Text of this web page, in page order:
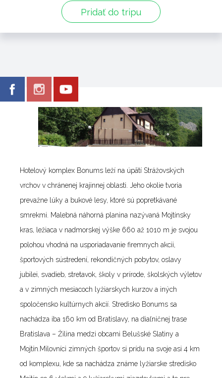
Pridať do tripu
Hotelový komplex Bonums leží na úpätí Strážovských
vrchov v chránenej krajinnej oblasti. Jeho okolie tvoria
prevažne lúky a bukové lesy, ktoré sú popretkávané
smrekmi. Malebná náhorná planina nazývaná Mojtínsky
kras, ležiaca v nadmorskej výške 660 až 1010 m je svojou
polohou vhodná na usporiadavanie firemnych akcii,
športových sústredení, rekondičných pobytov, oslavy
jubilei, svadieb, stretavok, školy v prírode, školských výletov
a v zimných mesiacoch lyžiarskych kurzov a iných
spoločensko kultúrnych akcií. Stredisko Bonums sa
nachádza iba 160 km od Bratislavy, na diaľničnej trase
Bratislava – Žilina medzi obcami Belušské Slatiny a
Mojtín.Milovníci zimných športov si prídu na svoje asi 4 km
od komplexu, kde sa nachádza známe lyžiarske stredisko